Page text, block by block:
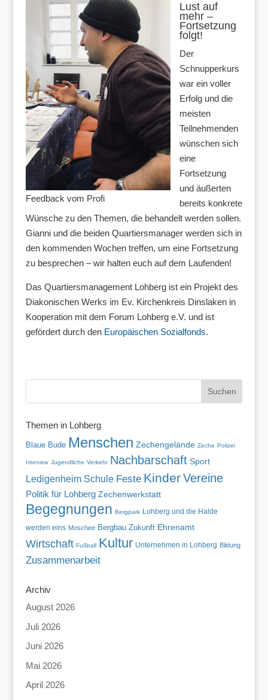
Feedback vom Profi
Lust auf
mehr –
Fortsetzung
folgt!
Der
Schnupperkurs
war ein voller
Erfolg und die
meisten
Teilnehmenden
wünschen sich
eine
Fortsetzung
und äußerten
bereits konkrete
Wünsche zu den Themen, die behandelt werden sollen.
Gianni und die beiden Quartiersmanager werden sich in
den kommenden Wochen treffen, um eine Fortsetzung
zu besprechen – wir halten euch auf dem Laufenden!
Das Quartiersmanagement Lohberg ist ein Projekt des
Diakonischen Werks im Ev. Kirchenkreis Dinslaken in
Kooperation mit dem Forum Lohberg e.V. und ist
gefördert durch den Europäischen Sozialfonds.
Themen in Lohberg
Blaue Bude Menschen Zechengelände Zeche Polizei
Interview Jugendliche Verkehr Nachbarschaft Sport
Ledigenheim Schule Feste Kinder Vereine
Politik für Lohberg Zechenwerkstatt
Begegnungen Bergpark Lohberg und die Halde
werden eins Moschee Bergbau Zukunft Ehrenamt
Wirtschaft Fußball Kultur Unternehmen in Lohberg Bildung
Zusammenarbeit
Archiv
August 2026
Juli 2026
Juni 2026
Mai 2026
April 2026